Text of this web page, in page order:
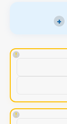
+
!
!